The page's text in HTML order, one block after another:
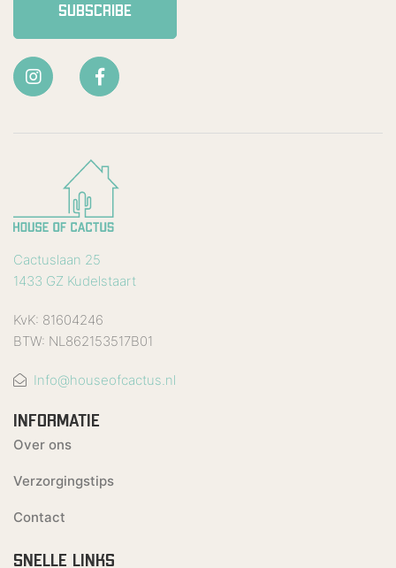
SUBSCRIBE
Cactuslaan 25
1433 GZ Kudelstaart
KvK: 81604246
BTW: NL862153517B01
Info@houseofcactus.nl
INFORMATIE
Over ons
Verzorgingstips
Contact
SNELLE LINKS